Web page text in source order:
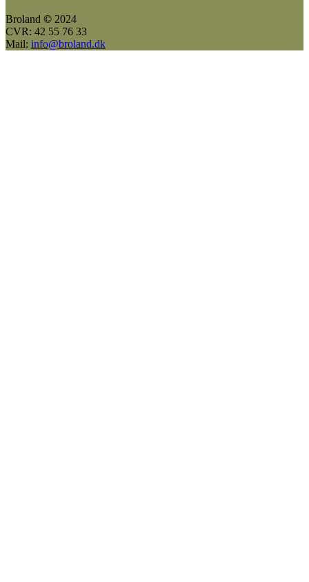
Broland © 2024
CVR: 42 55 76 33
Mail: info@broland.dk